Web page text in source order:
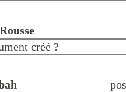
créé ?